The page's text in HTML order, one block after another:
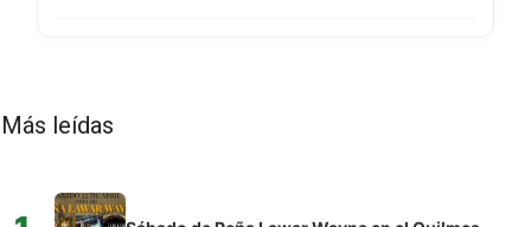
Más leídas